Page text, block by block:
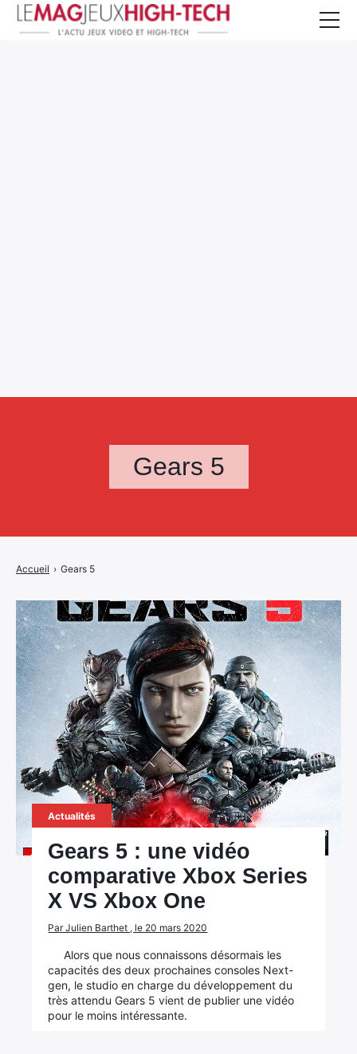
Gears 5
Accueil › Gears 5
Actualités
Gears 5 : une vidéo
comparative Xbox Series
X VS Xbox One
Par Julien Barthet , le 20 mars 2020
Alors que nous connaissons désormais les
capacités des deux prochaines consoles Next-
gen, le studio en charge du développement du
très attendu Gears 5 vient de publier une vidéo
pour le moins intéressante.